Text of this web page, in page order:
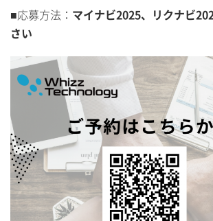
■応募方法： マイナビ2025、リクナビ
さい